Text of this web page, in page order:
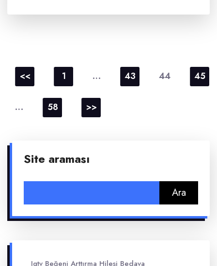
sayfalaması
<< 1 … 43 44 45
… 58 >>
Site araması
Igtv Beğeni Arttırma Hilesi Bedava